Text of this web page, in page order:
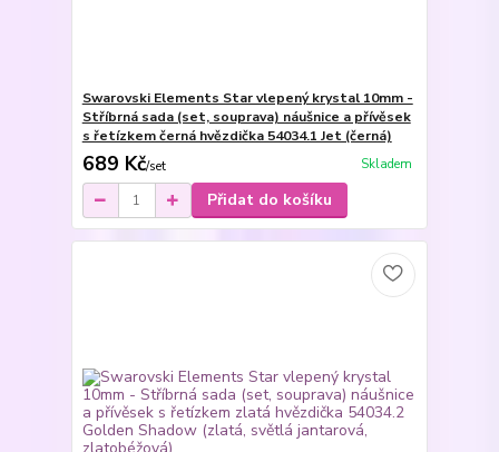
Swarovski Elements Star vlepený krystal 10mm -
Stříbrná sada (set, souprava) náušnice a přívěsek
s řetízkem černá hvězdička 54034.1 Jet (černá)
689 Kč/set Skladem
Přidat do košíku